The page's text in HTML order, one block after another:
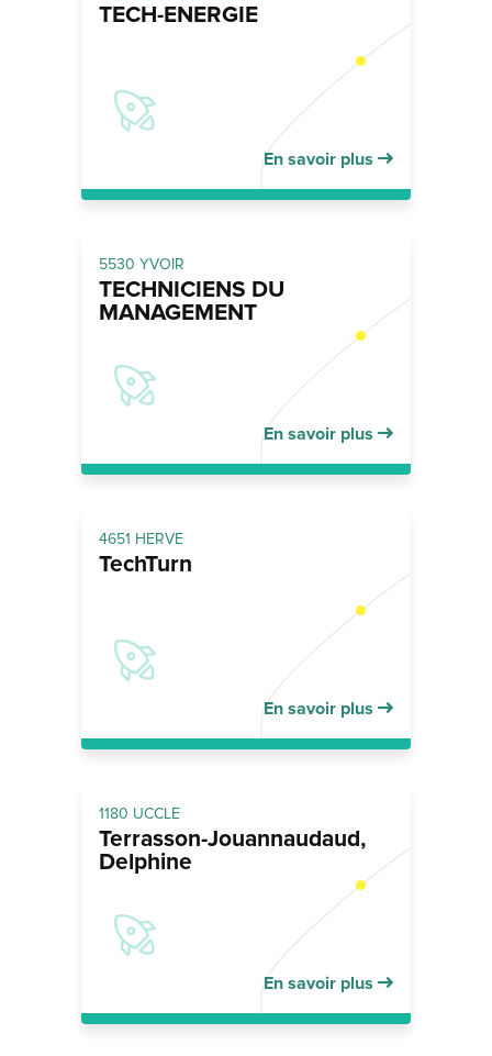
TECH-ENERGIE
En savoir plus
5530 YVOIR
TECHNICIENS DU
MANAGEMENT
En savoir plus
4651 HERVE
TechTurn
En savoir plus
1180 UCCLE
Terrasson-Jouannaudaud,
Delphine
En savoir plus